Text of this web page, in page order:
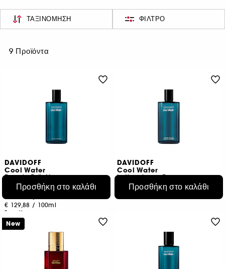
ΤΑΞΙΝΌΜΗΣΗ ΦΊΛΤΡΟ
9 Προϊόντα
DAVIDOFF
Cool Water
Eau de Toilette
140
€ 129,88 / 100ml
3 μεγέθη
Προσθήκη στο καλάθι
DAVIDOFF
Cool Water
Lotion Apres Rasage
€ 68,95
Προσθήκη στο καλάθι
New